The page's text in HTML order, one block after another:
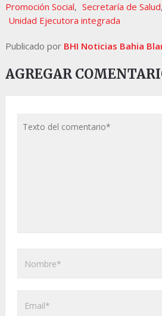
Promoción Social, Secretaría de Salud,
Unidad Ejecutora integrada
Publicado por BHI Noticias Bahia
AGREGAR